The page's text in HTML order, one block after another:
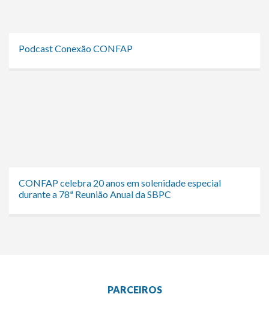
Podcast Conexão CONFAP
CONFAP celebra 20 anos em solenidade especial
durante a 78ª Reunião Anual da SBPC
PARCEIROS